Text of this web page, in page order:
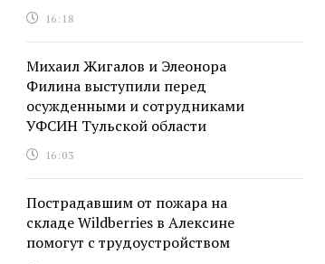
16:18
Михаил Жигалов и Элеонора
Филина выступили перед
осужденными и сотрудниками
УФСИН Тульской области
16:03
Пострадавшим от пожара на
складе Wildberries в Алексине
помогут с трудоустройством